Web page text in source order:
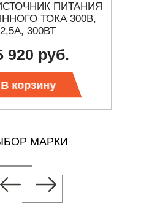
ПИТАНИЯ
ТОКА 300В,
2,5А, 300ВТ
920 руб.
В корзину
МАРКИ